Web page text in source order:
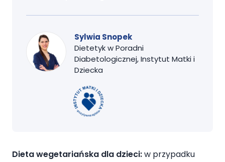
Sylwia Snopek
Dietetyk w Poradni
Diabetologicznej, Instytut Matki i
Dziecka
Dieta wegetariańska dla dzieci:w przypadku